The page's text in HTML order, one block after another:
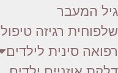
גיל המעבר
שלפוחית רגיזה טיפול
רפואה סינית לילדים